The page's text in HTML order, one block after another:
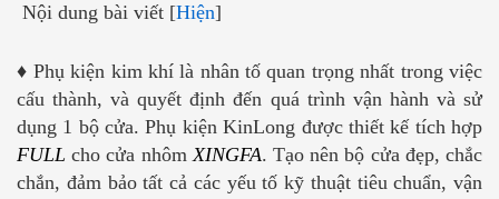
Nội dung bài viết [Hiện]
♦ Phụ kiện kim khí là nhân tố quan trọng nhất trong việc
cấu thành, và quyết định đến quá trình vận hành và sử
dụng 1 bộ cửa. Phụ kiện KinLong được thiết kế tích hợp
FULL cho cửa nhômXINGFA. Tạo nên bộ cửa đẹp, chắc
chắn, đảm bảo tất cả các yếu tố kỹ thuật tiêu chuẩn, vận